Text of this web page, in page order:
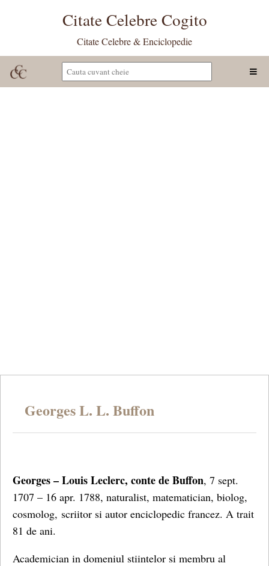
Citate Celebre Cogito
Citate Celebre & Enciclopedie
Georges L. L. Buffon
Georges – Louis Leclerc, conte de Buffon, 7 sept.
1707 – 16 apr. 1788, naturalist, matematician, biolog,
cosmolog, scriitor si autor enciclopedic francez. A trait
81 de ani.
Academician in domeniul stiintelor si membru al